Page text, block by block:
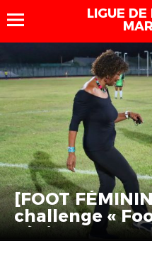
LIGUE
[FOOT
challenge «
séniors » !